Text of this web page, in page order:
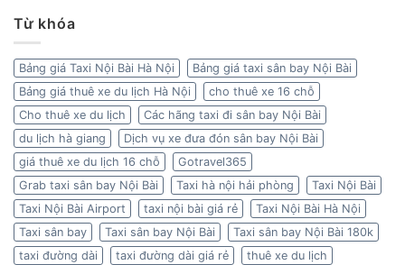
Từ khóa
Bảng giá Taxi Nội Bài Hà Nội
Bảng giá taxi sân bay Nội Bài
Bảng giá thuê xe du lịch Hà Nội
cho thuê xe 16 chỗ
Cho thuê xe du lịch
Các hãng taxi đi sân bay Nội Bài
du lịch hà giang
Dịch vụ xe đưa đón sân bay Nội Bài
giá thuê xe du lịch 16 chỗ
Gotravel365
Grab taxi sân bay Nội Bài
Taxi hà nội hải phòng
Taxi Nội Bài
Taxi Nội Bài Airport
taxi nội bài giá rẻ
Taxi Nội Bài Hà Nội
Taxi sân bay
Taxi sân bay Nội Bài
Taxi sân bay Nội Bài 180k
taxi đường dài
taxi đường dài giá rẻ
thuê xe du lịch